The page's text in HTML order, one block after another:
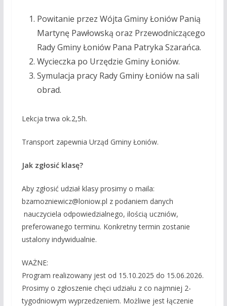
Powitanie przez Wójta Gminy Łoniów Panią
Martynę Pawłowską oraz Przewodniczącego
Rady Gminy Łoniów Pana Patryka Szarańca.
Wycieczka po Urzędzie Gminy Łoniów.
Symulacja pracy Rady Gminy Łoniów na sali
obrad.
Lekcja trwa ok.2,5h.
Transport zapewnia Urząd Gminy Łoniów.
Jak zgłosić klasę?
Aby zgłosić udział klasy prosimy o maila:
bzamozniewicz@loniow.pl z podaniem danych
nauczyciela odpowiedzialnego, ilością uczniów,
preferowanego terminu. Konkretny termin zostanie
ustalony indywidualnie.
WAŻNE:
Program realizowany jest od 15.10.2025 do 15.06.2026.
Prosimy o zgłoszenie chęci udziału z co najmniej 2-
tygodniowym wyprzedzeniem. Możliwe jest łączenie